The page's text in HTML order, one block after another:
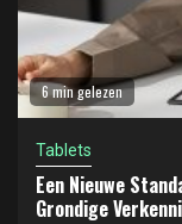
6 min gelezen
Tablets
Een Nieuwe
Grondige